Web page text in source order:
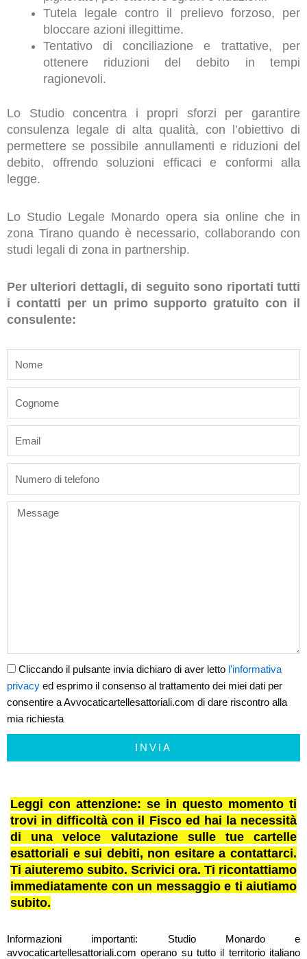
Tutela legale contro il prelievo forzoso, per
bloccare azioni illegittime.
Tentativo di conciliazione e trattative, per
ottenere riduzioni del debito in tempi
ragionevoli.
Lo Studio concentra i propri sforzi per garantire
consulenza legale di alta qualità, con l’obiettivo di
permettere se possibile annullamenti e riduzioni del
debito, offrendo soluzioni efficaci e conformi alla
legge.
Lo Studio Legale Monardo opera sia online che in
zona Tirano quando è necessario, collaborando con
studi legali di zona in partnership.
Per ulteriori dettagli, di seguito sono riportati tutti
i contatti per un primo supporto gratuito con il
consulente:
Message
Cliccando il pulsante invia dichiaro di aver letto l'informativa
privacy ed esprimo il consenso al trattamento dei miei dati per
consentire a Avvocaticartellesattoriali.com di dare riscontro alla
mia richiesta
INVIA
Leggi con attenzione: se in questo momento ti
trovi in difficoltà con il Fisco ed hai la necessità
di una veloce valutazione sulle tue cartelle
esattoriali e sui debiti, non esitare a contattarci.
Ti aiuteremo subito. Scrivici ora. Ti ricontattiamo
immediatamente con un messaggio e ti aiutiamo
subito.
Informazioni importanti: Studio Monardo e
avvocaticartellesattoriali.com operano su tutto il territorio italiano